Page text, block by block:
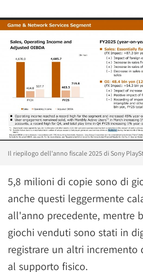
Il riepilogo dell'anno fiscale 2025 di Sony
5,8 milioni di copie sono di
anche questi leggermente
all'anno precedente, mentre
giochi venduti sono stati in
registrare un altri incremento
al supporto fisico.